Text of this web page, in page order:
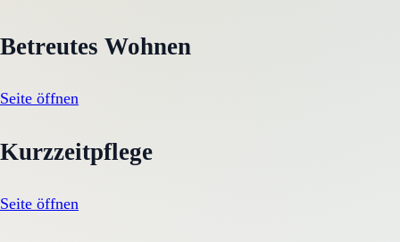
Betreutes Wohnen
Seite öffnen
Kurzzeitpflege
Seite öffnen